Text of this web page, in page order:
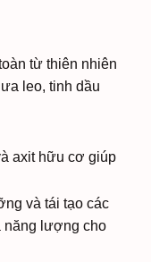
từ thiên nhiên
leo, tinh dầu
axit hữu cơ giúp
và tái tạo các
năng lượng cho